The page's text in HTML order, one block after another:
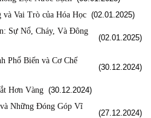
Vai Trò của Hóa Học (02.01.2025)
Sự Nổ, Cháy, Và Đông
(02.01.2025)
Phổ Biến và Cơ Chế
(30.12.2024)
Hơn Vàng (30.12.2024)
Những Đóng Góp Vĩ
(27.12.2024)